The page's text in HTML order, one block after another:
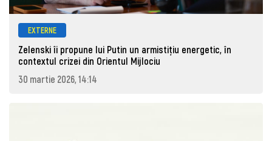
EXTERNE
Zelenski îi propune lui Putin un armistițiu energetic, în
contextul crizei din Orientul Mijlociu
30 martie 2026, 14:14